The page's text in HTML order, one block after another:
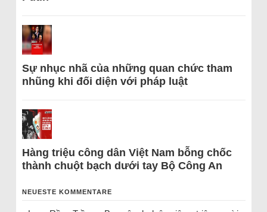
Sự nhục nhã của những quan chức tham
nhũng khi đối diện với pháp luật
Hàng triệu công dân Việt Nam bỗng chốc
thành chuột bạch dưới tay Bộ Công An
NEUESTE KOMMENTARE